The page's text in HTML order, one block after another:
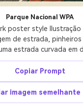
Parque Nacional WPA
poster style Ilustração
de estrada,
estrada curvada em
do cânion, letras
destino, cores vintage
granulada,
composição
plano, espaço
Copiar Prompt
imagem